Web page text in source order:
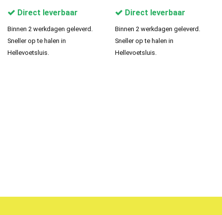
Direct leverbaar
Binnen 2 werkdagen geleverd.
Sneller op te halen in
Hellevoetsluis.
Direct leverbaar
Binnen 2 werkdagen geleverd.
Sneller op te halen in
Hellevoetsluis.